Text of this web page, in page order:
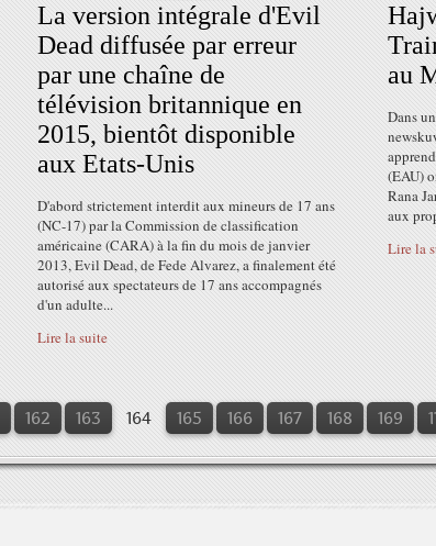
La version intégrale d'Evil
Dead diffusée par erreur
par une chaîne de
télévision britannique en
2015, bientôt disponible
aux Etats-Unis
D'abord strictement interdit aux mineurs de 17 ans
(NC-17) par la Commission de classification
américaine (CARA) à la fin du mois de janvier
2013, Evil Dead, de Fede Alvarez, a finalement été
autorisé aux spectateurs de 17 ans accompagnés
d'un adulte...
Lire la suite
au
Dans
(EAU)
Rana
aux
Lire la
162 163 164 165 166 167 168 169